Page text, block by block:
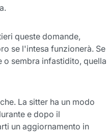
queste domande,
se l'intesa funzionerà. Se
o sembra infastidito, quella
La sitter ha un modo
e dopo il
un aggiornamento in